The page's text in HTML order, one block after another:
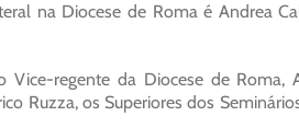
na Diocese de Roma é Andrea
regente da Diocese de Roma,
Ruzza, os Superiores dos